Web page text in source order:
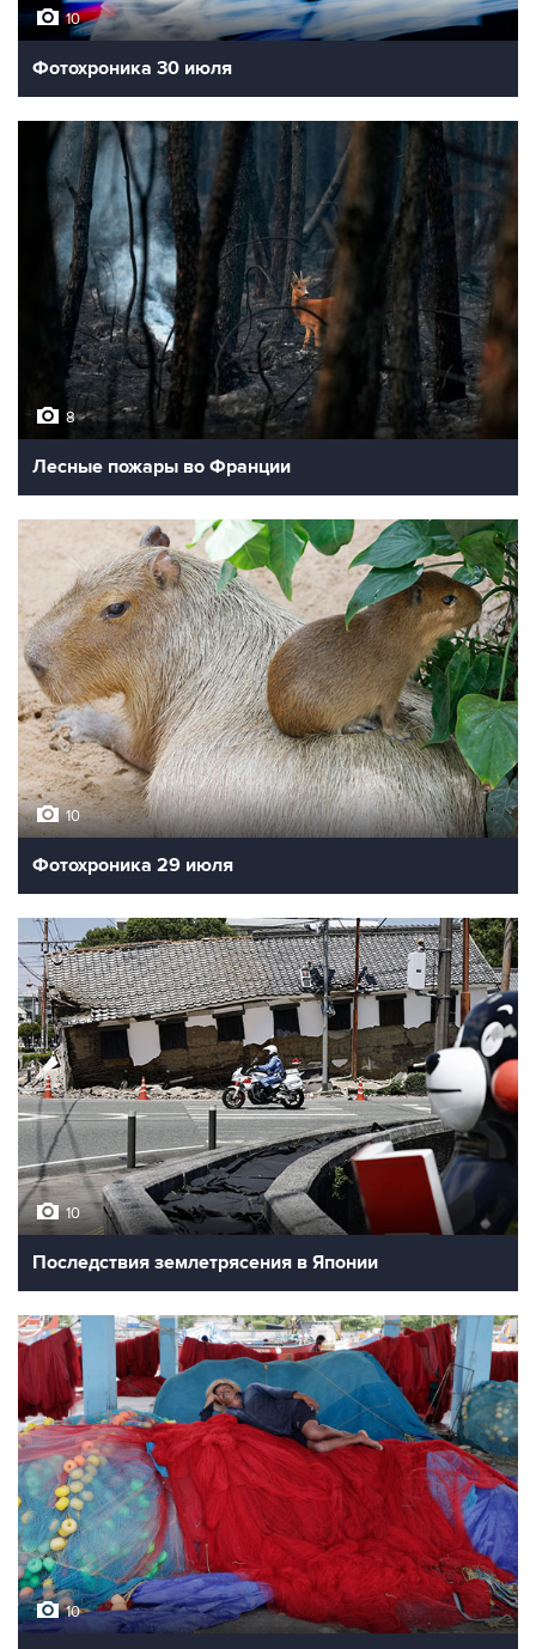
10
Фотохроника 30 июля
8
Лесные пожары во Франции
10
Фотохроника 29 июля
10
Последствия землетрясения в Японии
10